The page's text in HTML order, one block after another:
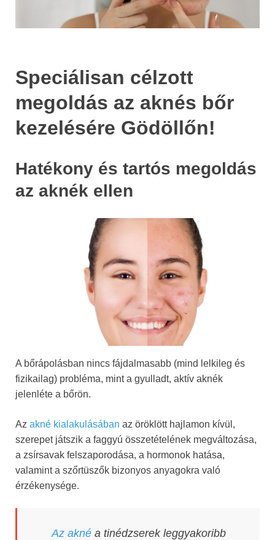
Speciálisan célzott
megoldás az aknés bőr
kezelésére Gödöllőn!
Hatékony és tartós megoldás
az aknék ellen
A bőrápolásban nincs fájdalmasabb (mind lelkileg és
fizikailag) probléma, mint a gyulladt, aktív aknék
jelenléte a bőrön.
Az akné kialakulásában az öröklött hajlamon kívül,
szerepet játszik a faggyú összetételének megváltozása,
a zsírsavak felszaporodása, a hormonok hatása,
valamint a szőrtüszők bizonyos anyagokra való
érzékenysége.
Az aknéa tinédzserek leggyakoribb